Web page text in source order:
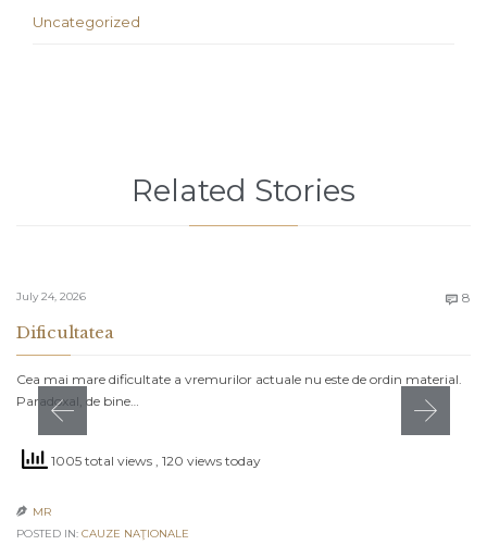
Uncategorized
Related Stories
July 24, 2026  8
Dificultatea
Cea mai mare dificultate a vremurilor actuale nu este de ordin material.
Paradoxal, de bine…
1005 total views , 120 views today
 MR
POSTED IN: CAUZE NAŢIONALE